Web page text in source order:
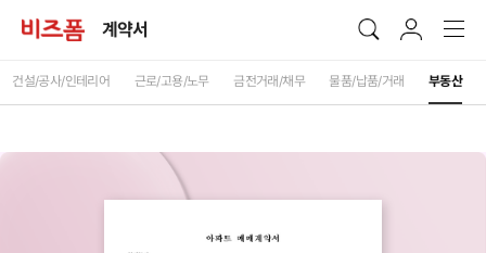
계약서
건설/공사/인테리어 근로/고용/노무 금전거래/채무 물품/납품/거래 부동산